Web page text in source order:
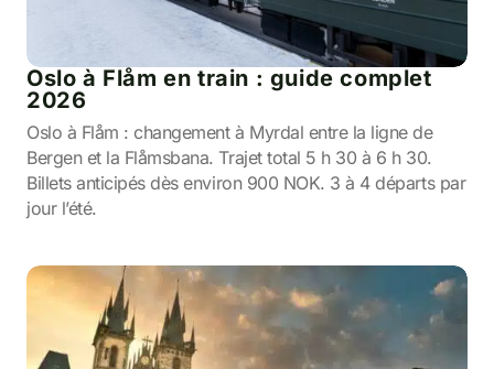
Oslo à Flåm en train : guide complet
2026
Oslo à Flåm : changement à Myrdal entre la ligne de
Bergen et la Flåmsbana. Trajet total 5 h 30 à 6 h 30.
Billets anticipés dès environ 900 NOK. 3 à 4 départs par
jour l’été.